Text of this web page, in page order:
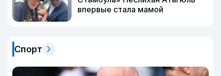
впервые стала мамой
Спорт